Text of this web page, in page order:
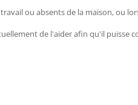
ou absents de la maison, ou
de l'aider afin qu'il puisse